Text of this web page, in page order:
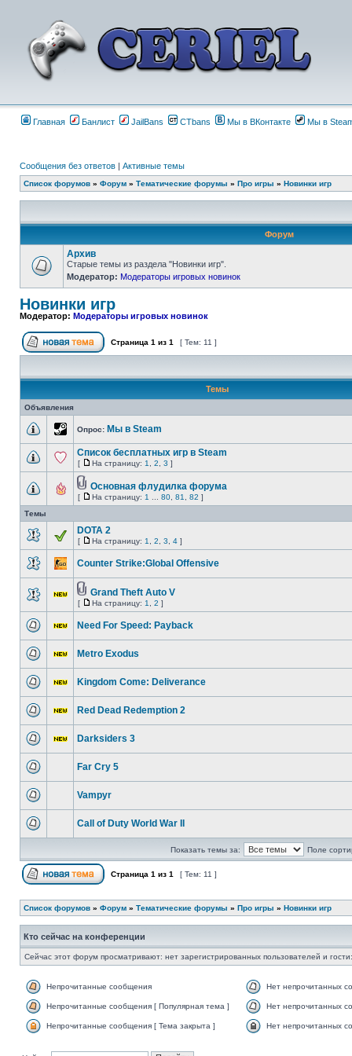
Главная Банлист JailBans CTbans Мы в ВКонтакте Мы в
Сообщения без ответов | Активные темы
Список форумов » Форум » Тематические форумы » Про игры » Новинки игр
Форум
Архив
Старые темы из раздела "Новинки игр".
Модератор: Модераторы игровых новинок
Новинки игр
Модератор: Модераторы игровых новинок
Страница 1 из 1 [ Тем: 11 ]
Темы
Объявления
Опрос: Мы в Steam
Список бесплатных игр в Steam
[ На страницу: 1 2 3 ]
Основная флудилка форума
[ На страницу: 1 80 81 82 ]
Темы
DOTA 2
[ На страницу: 1 2 3 4 ]
Counter Strike:Global Offensive
Grand Theft Auto V
[ На страницу: 1 2 ]
Need For Speed: Payback
Metro Exodus
Kingdom Come: Deliverance
Red Dead Redemption 2
Darksiders 3
Far Cry 5
Vampyr
Call of Duty World War II
Показать темы за: Поле
Страница 1 из 1 [ Тем: 11 ]
Список форумов » Форум » Тематические форумы » Про игры » Новинки игр
Кто сейчас на конференции
Сейчас этот форум просматривают: нет зарегистрированных пользователей и
Непрочитанные сообщения Нет непрочитанных
Непрочитанные сообщения [ Популярная тема ] Нет непрочитанных
Непрочитанные сообщения [ Тема закрыта ] Нет непрочитанных